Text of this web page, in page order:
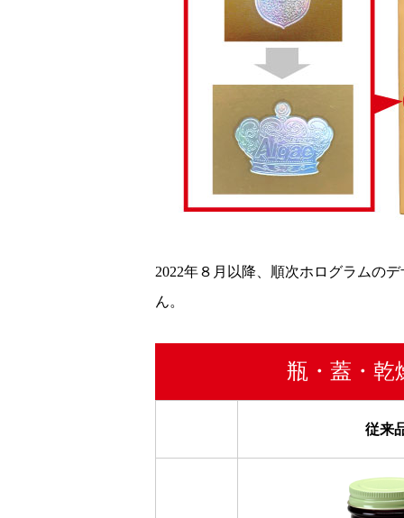
2022年８月以降、順次ホログラムの
ん。
瓶・蓋・乾
従来